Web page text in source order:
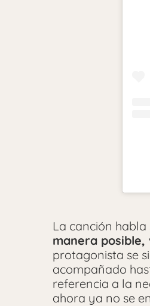
La canción habla
manera posible,
protagonista se
acompañado
referencia a la
ahora ya no se